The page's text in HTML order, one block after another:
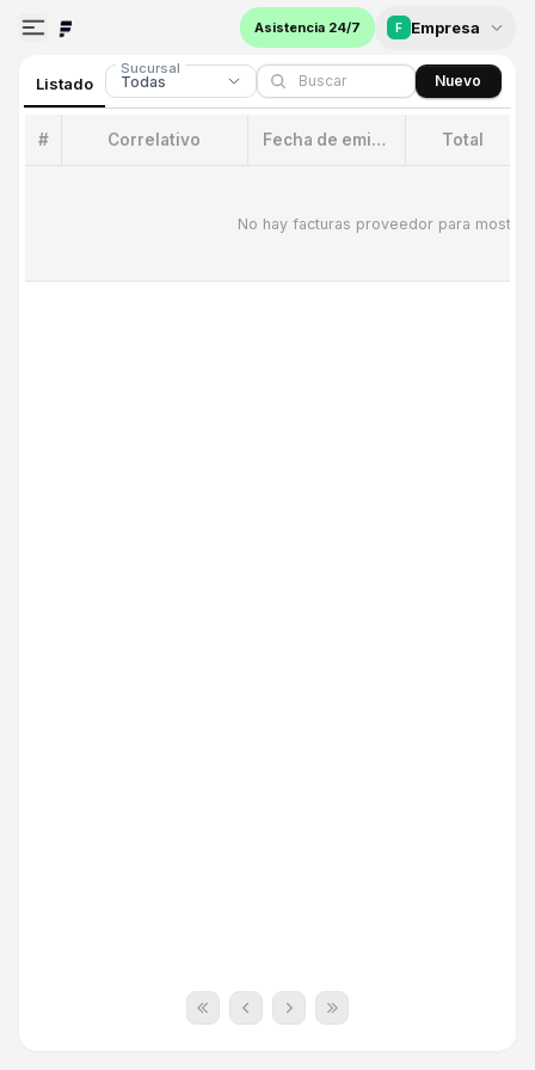
Asistencia 24/7 F Empresa
Listado
Sucursal
Todas Nuevo
# Correlativo Fecha de emision Total
No hay facturas proveedor para mostrar.